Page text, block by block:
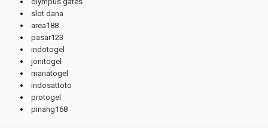
slot dana
area188
pasar123
indotogel
jonitogel
mariatogel
indosattoto
protogel
pinang168